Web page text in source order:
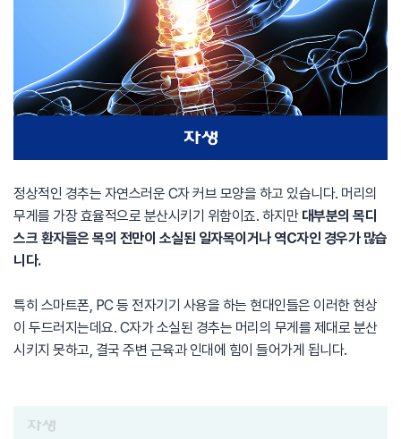
정상적인 경추는 자연스러운 C자 커브 모양을 하고 있습니다. 머리의
무게를 가장 효율적으로 분산시키기 위함이죠. 하지만 대부분의 목디
스크 환자들은 목의 전만이 소실된 일자목이거나 역C자인 경우가 많습
니다.
특히 스마트폰, PC 등 전자기기 사용을 하는 현대인들은 이러한 현상
이 두드러지는데요. C자가 소실된 경추는 머리의 무게를 제대로 분산
시키지 못하고, 결국 주변 근육과 인대에 힘이 들어가게 됩니다.